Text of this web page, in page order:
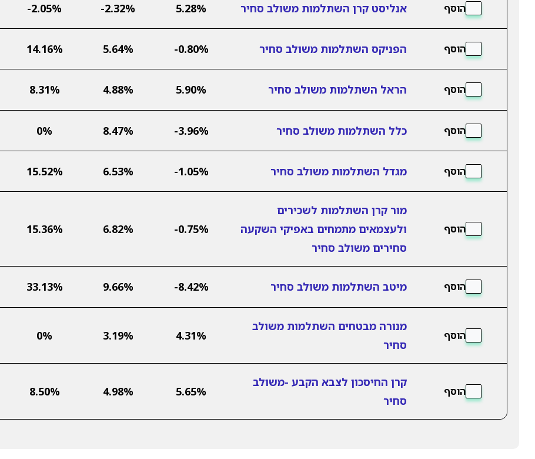
הוסף אנליסט קרן השתלמות משולב סחיר 5.28%
-2.32%
-2.05%
הוסף הפניקס השתלמות משולב סחיר -0.80%
5.64%
14.16%
הוסף הראל השתלמות משולב סחיר 5.90%
4.88%
8.31%
הוסף כלל השתלמות משולב סחיר -3.96%
8.47%
0%
הוסף מגדל השתלמות משולב סחיר -1.05%
6.53%
15.52%
הוסף
מור קרן השתלמות לשכירים
ולעצמאים מתמחים באפיקי השקעה
סחירים משולב סחיר
-0.75%
6.82%
15.36%
הוסף מיטב השתלמות משולב סחיר -8.42%
9.66%
33.13%
הוסף
מנורה מבטחים השתלמות משולב
סחיר
4.31%
3.19%
0%
הוסף
קרן החיסכון לצבא הקבע -משולב
סחיר
5.65%
4.98%
8.50%